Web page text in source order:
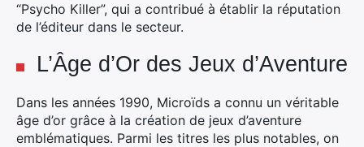
“Psycho Killer”, qui a contribué à établir la réputation
de l’éditeur dans le secteur.
L’Âge d’Or des Jeux d’Aventure
Dans les années 1990, Microïds a connu un véritable
âge d’or grâce à la création de jeux d’aventure
emblématiques. Parmi les titres les plus notables, on